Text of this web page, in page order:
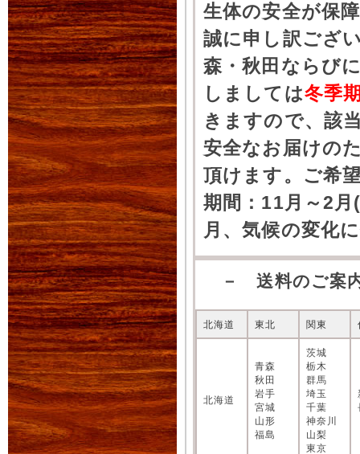
生体の安全が保
誠に申し訳ござ
森・秋田ならび
しましては冬季
きますので、該
安全なお届けの
頂けます。ご希
期間：11月～2
月、気候の変化
－ 送料のご案
北海道 東北 関東
北海道
青森
秋田
岩手
宮城
山形
福島
茨城
栃木
群馬
埼玉
千葉
神奈川
山梨
東京